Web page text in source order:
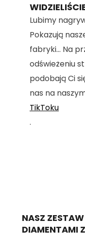
Lubimy
Pokazują
fabryki... Na
odświeżeniu
podobają Ci
nas na
TikToku
.
NASZ
DIAMENTAMI